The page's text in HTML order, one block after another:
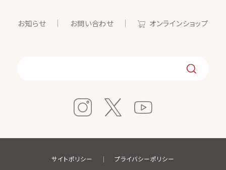
お知らせ お問い合わせ オンラインショップ
サイトポリシー プライバシーポリシー